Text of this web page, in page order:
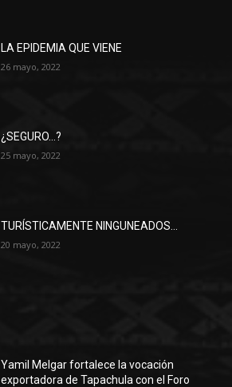
LA EPIDEMIA QUE VIENE
26 mayo, 2022
¿SEGURO…?
25 mayo, 2022
TURÍSTICAMENTE NINGUNEADOS…
20 mayo, 2022
Yamil Melgar fortalece la vocación
exportadora de Tapachula con el Foro